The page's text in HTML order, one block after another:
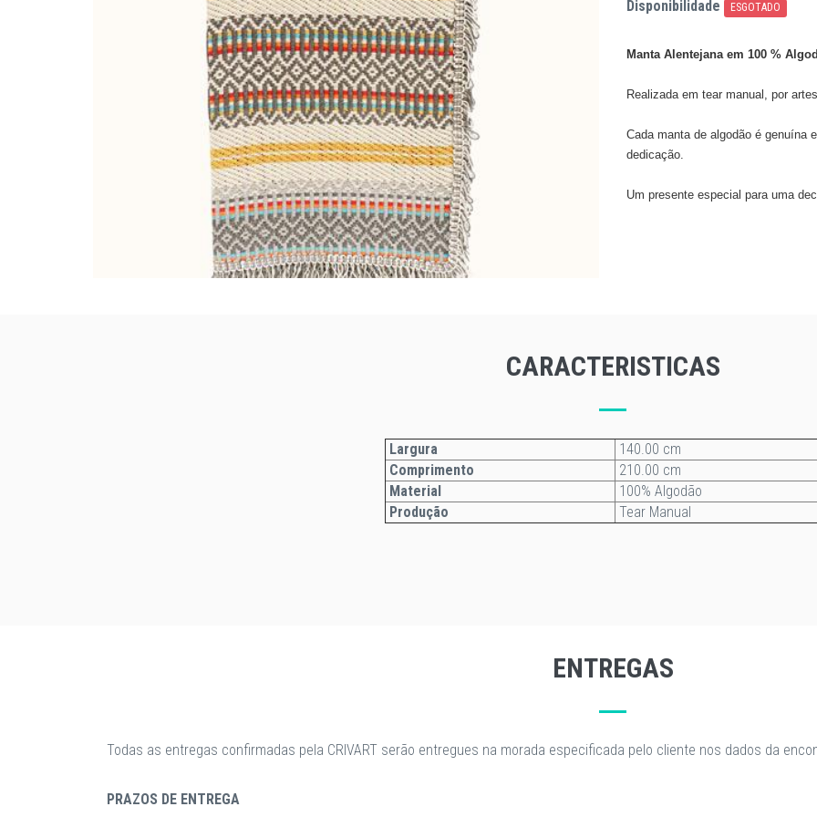
Disponibilidade ESGOTADO
Manta Alentejana em 100 %
Realizada em tear manual, por
Cada manta de algodão é genuína
dedicação.
Um presente especial para uma
CARACTERISTICAS
Largura
140.00 cm
Comprimento
210.00 cm
Material
100% Algodão
Produção
Tear Manual
ENTREGAS
Todas as entregas confirmadas pela CRIVART serão entregues na morada especificada pelo cliente nos dados da
PRAZOS DE ENTREGA